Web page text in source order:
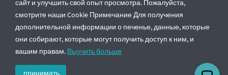
сайт и улучшить свой опыт просмотра. Пожалуйста,
смотрите наши Cookie Примечание Для получения
дополнительной информации о печенье, данные, которые
они собирают, которые могут получить доступ к ним, и
вашим правам. Выучить больше
принимать
© CGTrader 2011-2026
UAB CGTrader, Antakalnio st. 17, Vilnius, Lithuania
Правила и условияПолитика конфиденциальности
🇷🇺 Русский